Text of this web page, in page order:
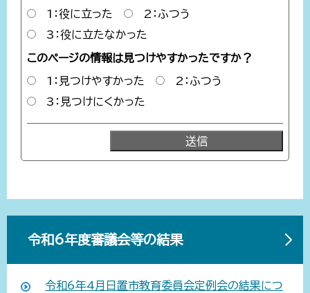
1：役に立った
2：ふつう
3：役に立たなかった
このページの情報は見つけやすかったですか？
1：見つけやすかった
2：ふつう
3：見つけにくかった
令和6年度審議会等の結果
令和6年4月日置市教育委員会定例会の結果につ